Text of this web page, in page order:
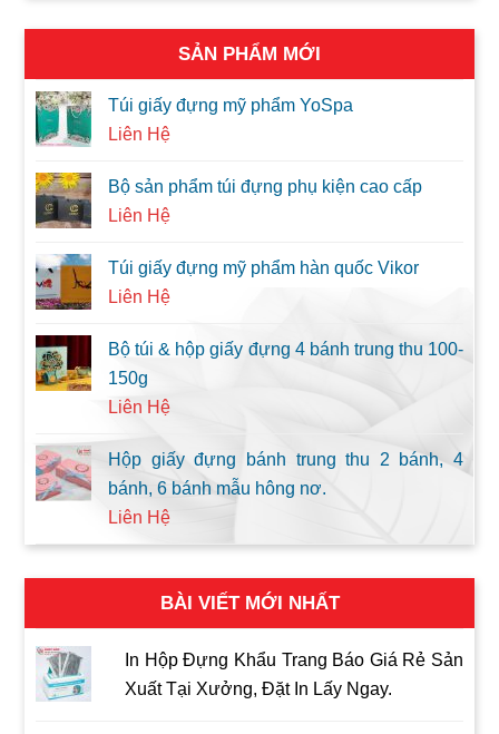
SẢN PHẨM MỚI
Túi giấy đựng mỹ phẩm YoSpa
Liên Hệ
Bộ sản phẩm túi đựng phụ kiện cao cấp
Liên Hệ
Túi giấy đựng mỹ phẩm hàn quốc Vikor
Liên Hệ
Bộ túi & hộp giấy đựng 4 bánh trung thu 100-
150g
Liên Hệ
Hộp giấy đựng bánh trung thu 2 bánh, 4
bánh, 6 bánh mẫu hông nơ.
Liên Hệ
BÀI VIẾT MỚI NHẤT
In Hộp Đựng Khẩu Trang Báo Giá Rẻ Sản
Xuất Tại Xưởng, Đặt In Lấy Ngay.